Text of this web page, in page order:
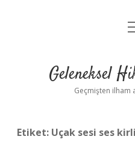
Geleneksel
Geçmişten ilham
Etiket: Uçak sesi ses